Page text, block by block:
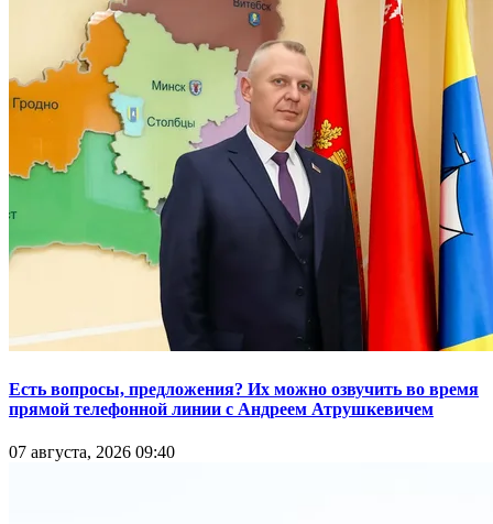
Есть вопросы, предложения? Их можно озвучить во время
прямой телефонной линии с Андреем Атрушкевичем
07 августа, 2026 09:40